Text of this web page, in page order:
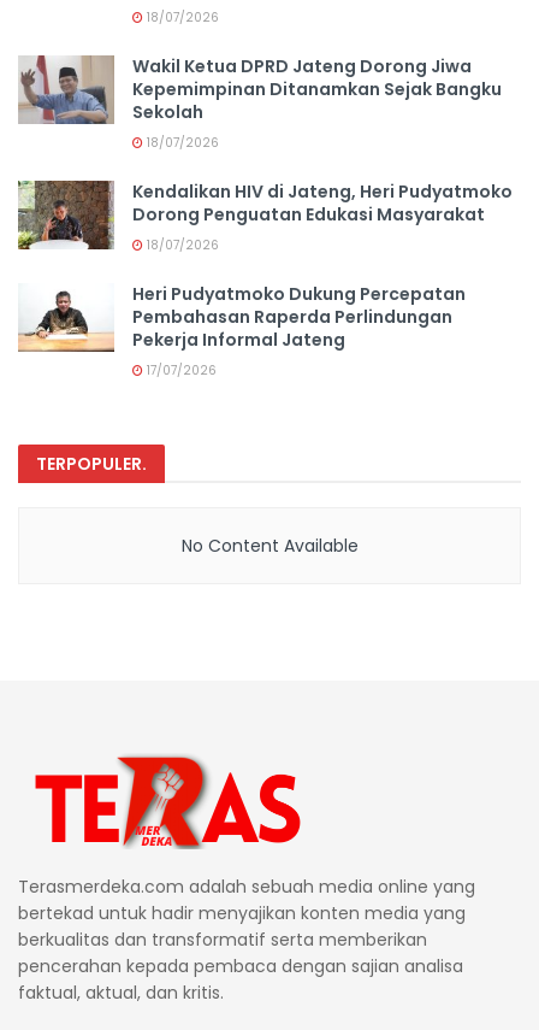
18/07/2026
Wakil Ketua DPRD Jateng Dorong Jiwa
Kepemimpinan Ditanamkan Sejak Bangku
Sekolah
18/07/2026
Kendalikan HIV di Jateng, Heri Pudyatmoko
Dorong Penguatan Edukasi Masyarakat
18/07/2026
Heri Pudyatmoko Dukung Percepatan
Pembahasan Raperda Perlindungan
Pekerja Informal Jateng
17/07/2026
TERPOPULER.
No Content Available
Terasmerdeka.com adalah sebuah media online yang
bertekad untuk hadir menyajikan konten media yang
berkualitas dan transformatif serta memberikan
pencerahan kepada pembaca dengan sajian analisa
faktual, aktual, dan kritis.